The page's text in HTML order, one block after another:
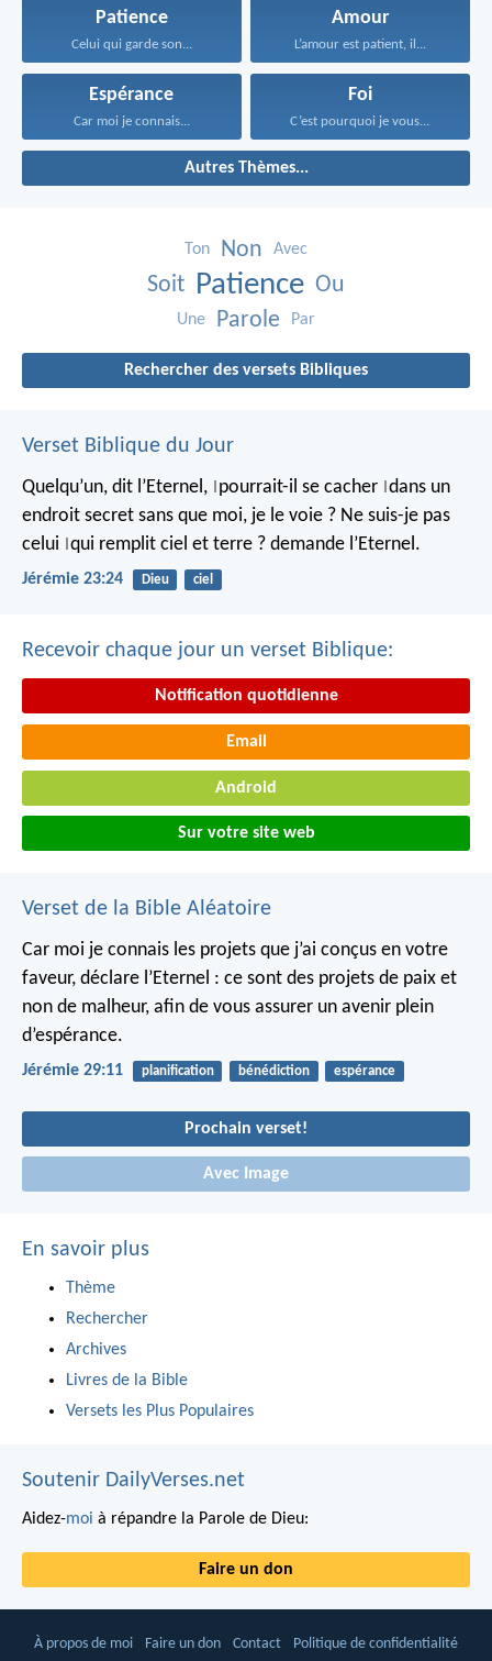
Patience
Celui qui garde son...
Amour
L’amour est patient, il...
Espérance
Car moi je connais...
Foi
C’est pourquoi je vous...
Autres Thèmes...
Ton Non Avec
Soit Patience Ou
Une Parole Par
Rechercher des versets Bibliques
Verset Biblique du Jour
Quelqu’un, dit l’Eternel, pourrait-il se cacher dans un
endroit secret sans que moi, je le voie ? Ne suis-je pas
celui qui remplit ciel et terre ? demande l’Eternel.
Jérémie 23:24 Dieu ciel
Recevoir chaque jour un verset Biblique:
Notification quotidienne
Email
Android
Sur votre site web
Verset de la Bible Aléatoire
Car moi je connais les projets que j’ai conçus en votre
faveur, déclare l’Eternel : ce sont des projets de paix et
non de malheur, afin de vous assurer un avenir plein
d’espérance.
Jérémie 29:11 planification bénédiction espérance
Prochain verset!
Avec Image
En savoir plus
Thème
Rechercher
Archives
Livres de la Bible
Versets les Plus Populaires
Soutenir DailyVerses.net
Aidez-moi à répandre la Parole de Dieu:
Faire un don
À propos de moi Faire un don Contact Politique de confidentialité